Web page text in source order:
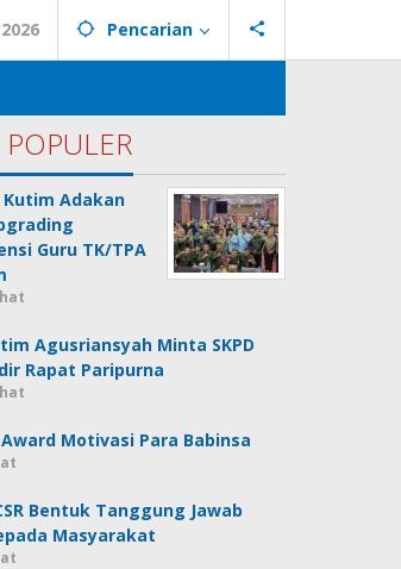
Pencarian
Kutim Adakan
Guru TK/TPA
Agusriansyah Minta SKPD
Rapat Paripurna
Motivasi Para Babinsa
Bentuk Tanggung Jawab
Masyarakat